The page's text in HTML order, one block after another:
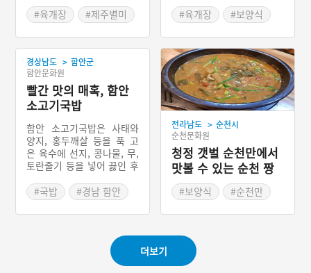
지방의 육개장과는 달리 제
주도의 육개장은 돼지고기
와 고사리를 주재료로 하여
만든다. 고사리 육개장 또는
돼지고기 육개장이라고도
불린다.
#육개장
#제주별미
#육개장
#보양식
#대구별미
경상남도 > 함안군
함안문화원
빨간 맛의 매혹, 함안
소고기국밥
함안 소고기국밥은 사태와
양지, 홍두깨살 등을 푹 고
은 육수에 선지, 콩나물, 무,
토란줄기 등을 넣어 끓인 후
말아내는 경상남도 함안군
의 향토음식이다. 지금은 경
상남도 함안군 함안면 북촌
우국밥촌이 형성되어 있는
데, 대구식당과 한성식당의
소고기국밥이 유명하다.
#국밥
#경남 함안
전라남도 > 순천시
순천문화원
청정 갯벌 순천만에서
맛볼 수 있는 순천 짱
뚱어탕
#보양식
#순천만
#순천 향토음식
더보기